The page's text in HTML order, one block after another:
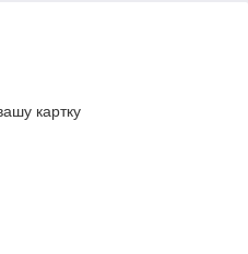
картку